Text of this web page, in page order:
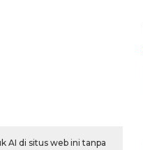
AI di situs web ini tanpa